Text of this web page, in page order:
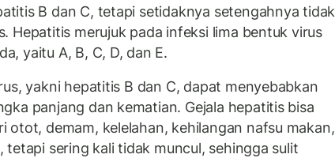
B dan C, tetapi setidaknya setengahnya tidak
Hepatitis merujuk pada infeksi lima bentuk virus
yaitu A, B, C, D, dan E.
yakni hepatitis B dan C, dapat menyebabkan
panjang dan kematian. Gejala hepatitis bisa
otot, demam, kelelahan, kehilangan nafsu makan,
tetapi sering kali tidak muncul, sehingga sulit